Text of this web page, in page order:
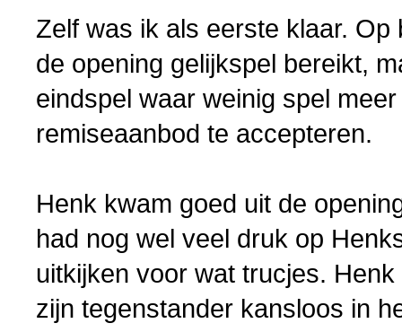
Zelf was ik als eerste klaar.
de opening gelijkspel bereikt,
eindspel waar weinig spel
remiseaanbod te accepteren.
Henk kwam goed uit de
had nog wel veel druk op
uitkijken voor wat trucjes.
zijn tegenstander kansloos in